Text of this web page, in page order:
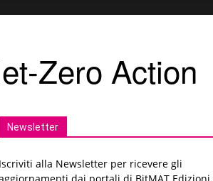
Zero Action
Newsletter
Iscriviti alla Newsletter per ricevere gli